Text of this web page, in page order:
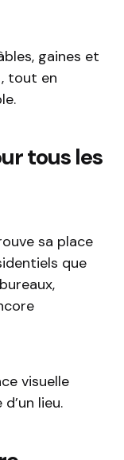
gaines et
tout en
tous les
sa place
que
visuelle
lieu.